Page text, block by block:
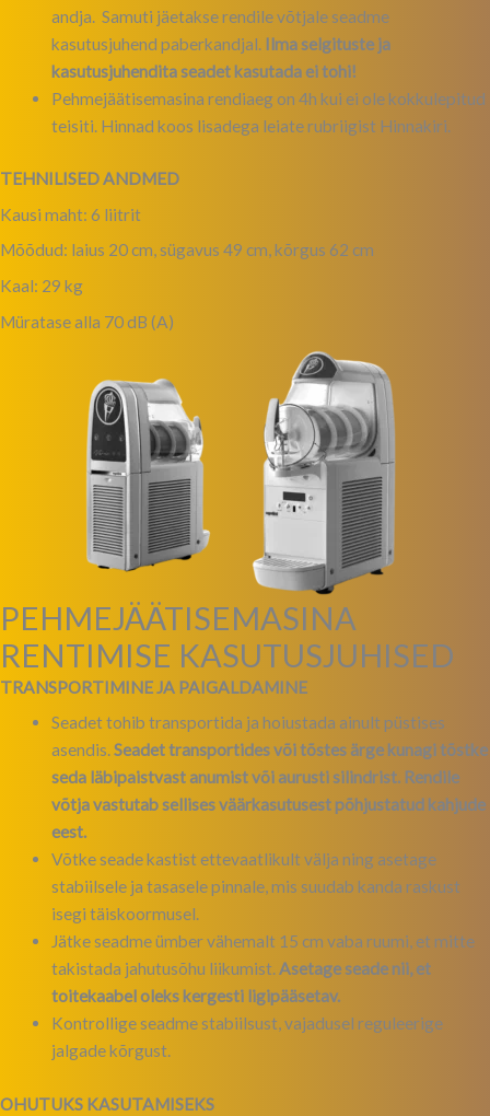
andja. Samuti jäetakse rendile võtjale seadme
kasutusjuhend paberkandjal. Ilma selgituste ja
kasutusjuhendita seadet kasutada ei tohi!
Pehmejäätisemasina rendiaeg on 4h kui ei ole kokkulepitud
teisiti. Hinnad koos lisadega leiate rubriigist Hinnakiri.
TEHNILISED ANDMED
Kausi maht: 6 liitrit
Mõõdud: laius 20 cm, sügavus 49 cm, kõrgus 62 cm
Kaal: 29 kg
Müratase alla 70 dB (A)
PEHMEJÄÄTISEMASINA
RENTIMISE KASUTUSJUHISED
TRANSPORTIMINE JA PAIGALDAMINE
Seadet tohib transportida ja hoiustada ainult püstises
asendis.Seadet transportides või tõstes ärge kunagi tõstke
seda läbipaistvast anumist või aurusti silindrist. Rendile
võtja vastutab sellises väärkasutusest põhjustatud kahjude
eest.
Võtke seade kastist ettevaatlikult välja ning asetage
stabiilsele ja tasasele pinnale, mis suudab kanda raskust
isegi täiskoormusel.
Jätke seadme ümber vähemalt 15 cm vaba ruumi, et mitte
takistada jahutusõhu liikumist.Asetage seade nii, et
toitekaabel oleks kergesti ligipääsetav.
Kontrollige seadme stabiilsust, vajadusel reguleerige
jalgade kõrgust.
OHUTUKS KASUTAMISEKS